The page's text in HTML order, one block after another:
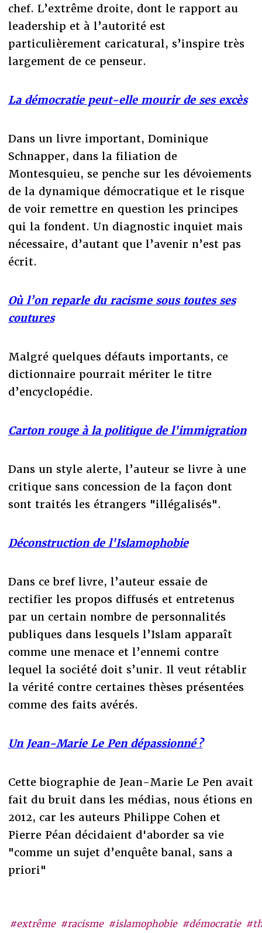
#extrême #racisme #islamophobie #démocratie
chef. L’extrême droite, dont le rapport au
leadership et à l’autorité est
particulièrement caricatural, s’inspire très
largement de ce penseur.
La démocratie peut-elle mourir de ses excès
Dans un livre important, Dominique
Schnapper, dans la filiation de
Montesquieu, se penche sur les dévoiements
de la dynamique démocratique et le risque
de voir remettre en question les principes
qui la fondent. Un diagnostic inquiet mais
nécessaire, d’autant que l’avenir n’est pas
écrit.
Où l’on reparle du racisme sous toutes ses
coutures
Malgré quelques défauts importants, ce
dictionnaire pourrait mériter le titre
d’encyclopédie.
Carton rouge à la politique de l'immigration
Dans un style alerte, l’auteur se livre à une
critique sans concession de la façon dont
sont traités les étrangers "illégalisés".
Déconstruction de l'Islamophobie
Dans ce bref livre, l’auteur essaie de
rectifier les propos diffusés et entretenus
par un certain nombre de personnalités
publiques dans lesquels l’Islam apparaît
comme une menace et l’ennemi contre
lequel la société doit s’unir. Il veut rétablir
la vérité contre certaines thèses présentées
comme des faits avérés.
Un Jean-Marie Le Pen dépassionné ?
Cette biographie de Jean-Marie Le Pen avait
fait du bruit dans les médias, nous étions en
2012, car les auteurs Philippe Cohen et
Pierre Péan décidaient d'aborder sa vie
"comme un sujet d’enquête banal, sans a
priori"